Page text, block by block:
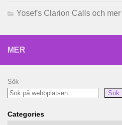
Yosef's Clarion Calls och mer
MER
Sök
Sök
Categories